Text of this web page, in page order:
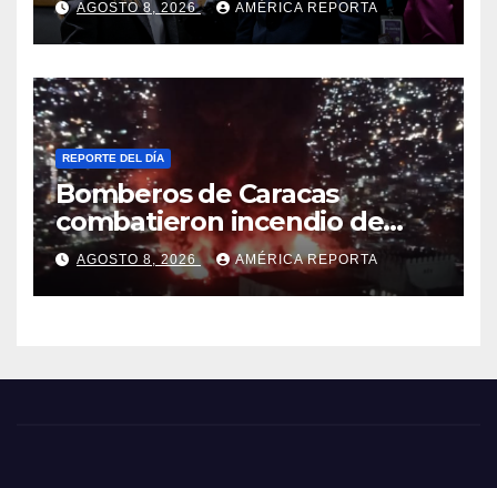
a retirar las restricciones
AGOSTO 8, 2026 AMÉRICA REPORTA
REPORTE DEL DÍA
Bomberos de Caracas
combatieron incendio de
gran magnitud en zona
industrial de El Llanito
AGOSTO 8, 2026 AMÉRICA REPORTA